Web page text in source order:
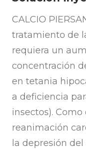
CALCIO
tratamiento de
requiera un
concentración
en tetania
a deficiencia
insectos).
reanimación
la depresión